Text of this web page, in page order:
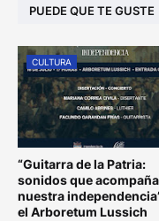
PUEDE QUE TE GUSTE
CULTURA
“Guitarra de la Patria:
sonidos que
nuestra
el Arboretum Lussich